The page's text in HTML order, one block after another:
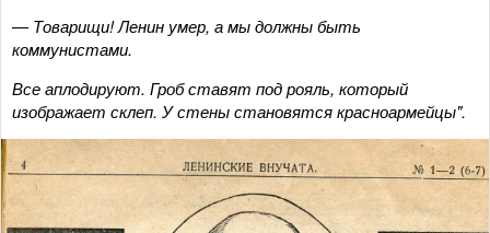
— Товарищи! Ленин умер, а мы должны быть
коммунистами.
Все аплодируют. Гроб ставят под рояль, который
изображает склеп. У стены становятся красноармейцы".